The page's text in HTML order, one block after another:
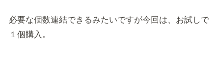
必要な個数連結できるみたいですが今回は、お試しで
１個購入。